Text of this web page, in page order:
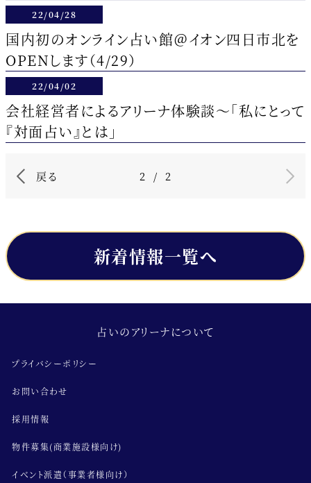
22/04/28
国内初のオンライン占い館＠イオン四日市北を
OPENします（4/29）
22/04/02
会社経営者によるアリーナ体験談～「私にとって
『対面占い』とは」
戻る 2 / 2
新着情報一覧へ
占いのアリーナについて
プライバシーポリシー
お問い合わせ
採用情報
物件募集(商業施設様向け)
イベント派遣（事業者様向け）